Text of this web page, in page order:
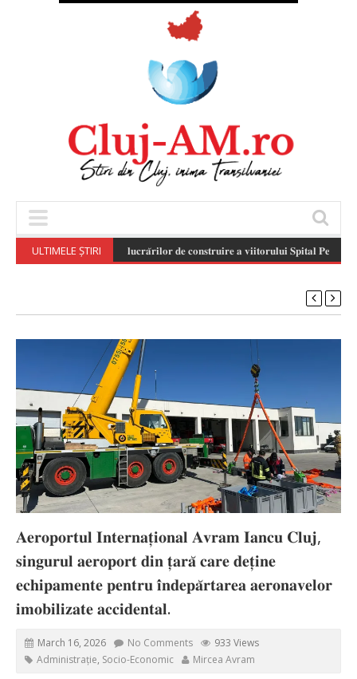
ULTIMELE ȘTIRI𝐒𝐭𝐚𝐝𝐢𝐮𝐥 𝐥𝐮𝐜𝐫𝐚̆𝐫𝐢𝐥𝐨𝐫 𝐝𝐞 𝐜𝐨𝐧𝐬𝐭𝐫𝐮𝐢𝐫𝐞 𝐚 𝐯𝐢𝐢𝐭𝐨𝐫𝐮𝐥𝐮𝐢 𝐒𝐩𝐢𝐭𝐚𝐥 𝐏𝐞𝐝𝐢𝐚𝐭𝐫𝐢𝐜
𝐀𝐞𝐫𝐨𝐩𝐨𝐫𝐭𝐮𝐥 𝐈𝐧𝐭𝐞𝐫𝐧𝐚𝐭̦𝐢𝐨𝐧𝐚𝐥 𝐀𝐯𝐫𝐚𝐦 𝐈𝐚𝐧𝐜𝐮 𝐂𝐥𝐮𝐣,
𝐬𝐢𝐧𝐠𝐮𝐫𝐮𝐥 𝐚𝐞𝐫𝐨𝐩𝐨𝐫𝐭 𝐝𝐢𝐧 𝐭̦𝐚𝐫𝐚̆ 𝐜𝐚𝐫𝐞 𝐝𝐞𝐭̦𝐢𝐧𝐞
𝐞𝐜𝐡𝐢𝐩𝐚𝐦𝐞𝐧𝐭𝐞 𝐩𝐞𝐧𝐭𝐫𝐮 𝐢̂𝐧𝐝𝐞𝐩𝐚̆𝐫𝐭𝐚𝐫𝐞𝐚 𝐚𝐞𝐫𝐨𝐧𝐚𝐯𝐞𝐥𝐨𝐫
𝐢𝐦𝐨𝐛𝐢𝐥𝐢𝐳𝐚𝐭𝐞 𝐚𝐜𝐜𝐢𝐝𝐞𝐧𝐭𝐚𝐥.
March 16, 2026 No Comments
933 Views
Administrație, Socio-Economic Mircea Avram